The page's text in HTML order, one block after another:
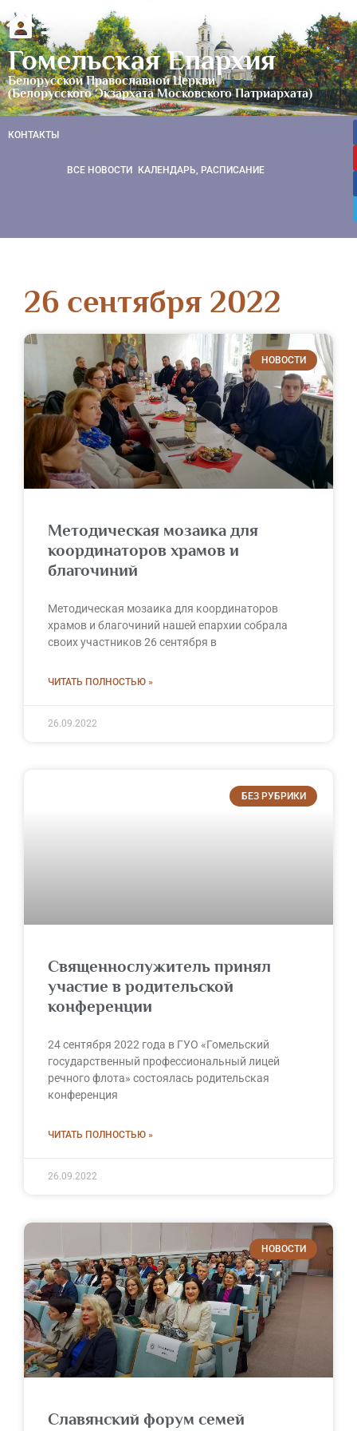
Гомельская Епархия
Белорусской Православной Церкви
(Белорусского Экзархата Московского Патриархата)
КОНТАКТЫ
ВСЕ НОВОСТИ КАЛЕНДАРЬ, РАСПИСАНИЕ
26 сентября 2022
НОВОСТИ
Методическая мозаика для
координаторов храмов и
благочиний
Методическая мозаика для координаторов
храмов и благочиний нашей епархии собрала
своих участников 26 сентября в
ЧИТАТЬ ПОЛНОСТЬЮ »
26.09.2022
БЕЗ РУБРИКИ
Священнослужитель принял
участие в родительской
конференции
24 сентября 2022 года в ГУО «Гомельский
государственный профессиональный лицей
речного флота» состоялась родительская
конференция
ЧИТАТЬ ПОЛНОСТЬЮ »
26.09.2022
НОВОСТИ
Славянский форум семей